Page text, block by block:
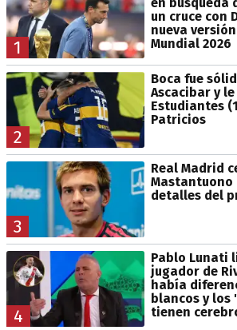
1
un cruce con
nueva
Mundial 2026
2
Boca fue
Ascacibar y
Estudiantes
Patricios
3
Real Madrid
Mastantuono
detalles del
4
Pablo Lunati
jugador de
había
blancos y los
tienen